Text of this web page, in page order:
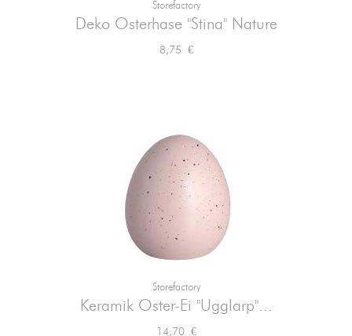
Storefactory
Deko Osterhase "Stina" Nature
Preis
8,75 €
Storefactory
Keramik Oster-Ei "Ugglarp"...
Preis
14,70 €